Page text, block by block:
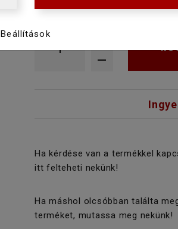
Ha kérdése van a termékkel
itt felteheti nekünk!
Ha máshol olcsóbban találta
terméket, mutassa meg nekünk!
Beállítások